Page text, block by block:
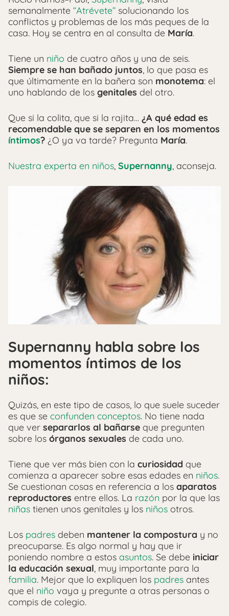
semanalmente “Atrévete” solucionando los
conflictos y problemas de los más peques de la
casa. Hoy se centra en al consulta de María.
Tiene un niño de cuatro años y una de seis.
Siempre se han bañado juntos, lo que pasa es
que últimamente en la bañera son monotema: el
uno hablando de los genitales del otro.
Que si la colita, que si la rajita… ¿A qué edad es
recomendable que se separen en los momentos
íntimos? ¿O ya va tarde? Pregunta María.
Nuestra experta en niños, Supernanny, aconseja.
Supernanny habla sobre los
momentos íntimos de los
niños:
Quizás, en este tipo de casos, lo que suele suceder
es que se confunden conceptos. No tiene nada
que ver separarlos al bañarse que pregunten
sobre los órganos sexuales de cada uno.
Tiene que ver más bien con la curiosidad que
comienza a aparecer sobre esas edades en niños.
Se cuestionan cosas en referencia a los aparatos
reproductores entre ellos. La razón por la que las
niñas tienen unos genitales y los niños otros.
Los padres deben mantener la compostura y no
preocuparse. Es algo normal y hay que ir
poniendo nombre a estos asuntos. Se debe iniciar
la educación sexual, muy importante para la
familia. Mejor que lo expliquen los padres antes
que el niño vaya y pregunte a otras personas o
compis de colegio.